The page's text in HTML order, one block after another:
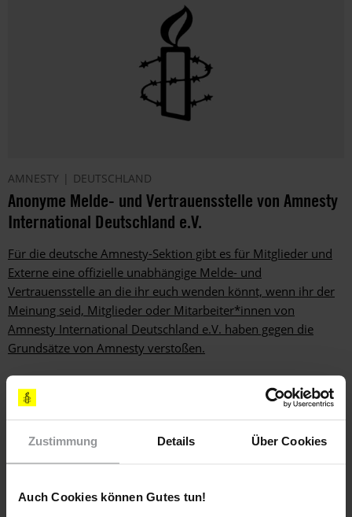
Zustimmung Details Über Cookies
Auch Cookies können Gutes tun!
AMNESTY DEUTSCHLAND
Anonyme Melde- und Vertrauensstelle von Amnesty
International Deutschland e.V.
Für die deutsche Amnesty-Sektion gibt es für Mitglieder und
Externe eine offizielle unabhängige Melde- und
Vertrauensstelle an die ihr euch wenden könnt, wenn ihr der
Meinung seid, Mitglieder oder Mitarbeiter*innen von
Amnesty International Deutschland e.V. haben gegen die
Grundsätze von Amnesty verstoßen.